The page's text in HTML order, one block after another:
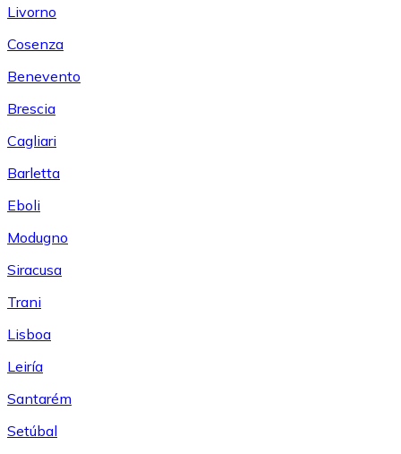
Livorno
Cosenza
Benevento
Brescia
Cagliari
Barletta
Eboli
Modugno
Siracusa
Trani
Lisboa
Leiría
Santarém
Setúbal